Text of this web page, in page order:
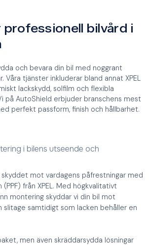
professionell bilvård i
och bevara din bil med noggrant
Våra tjänster inkluderar bland annat XPEL
lackskydd, solfilm och flexibla
på AutoShield erbjuder branschens mest
perfekt passform, finish och hållbarhet.
i bilens utseende och
mot vardagens påfrestningar med
från XPEL. Med högkvalitativt
montering skyddar vi din bil mot
samtidigt som lacken behåller en
men även skräddarsydda lösningar